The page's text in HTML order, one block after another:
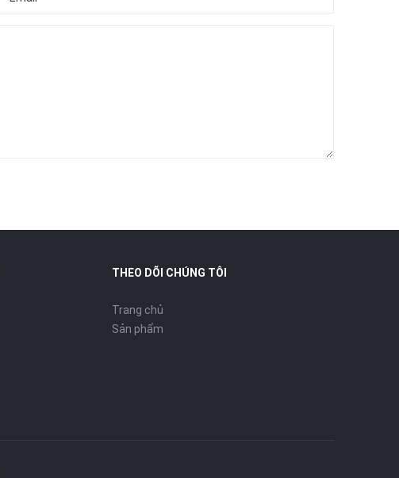
THEO DÕI CHÚNG TÔI
Trang chủ
Sản phẩm